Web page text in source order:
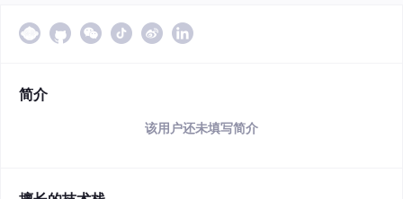
简介
该用户还未填写简介